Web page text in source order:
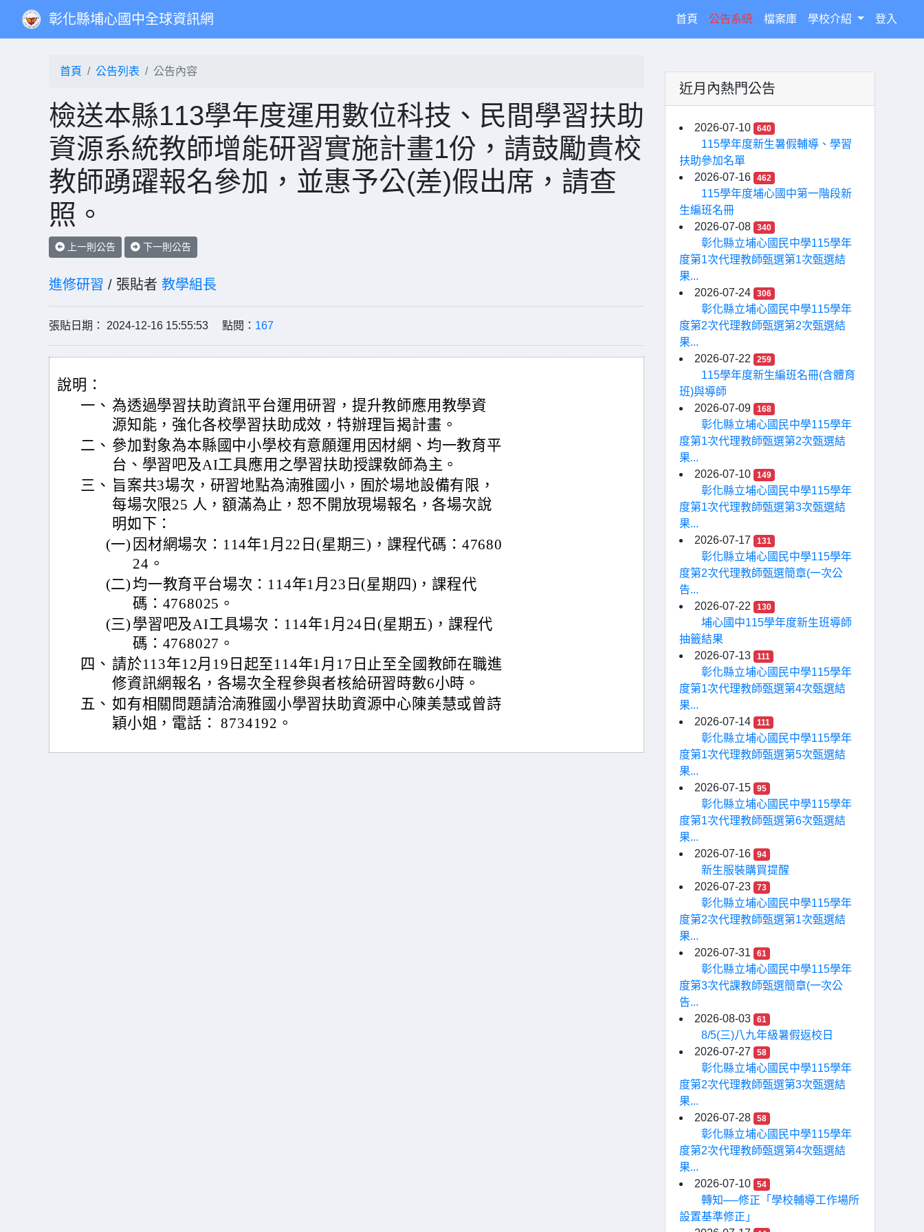
彰化縣埔心國中全球資訊網 首頁 (current)
公告系統 檔案庫 學校介紹 登入
首頁 公告列表 公告內容
檢送本縣113學年度運用數位科技、民間學習扶助
資源系統教師增能研習實施計畫1份，請鼓勵貴校
教師踴躍報名參加，並惠予公(差)假出席，請查
照。
上一則公告 下一則公告
進修研習 / 張貼者 教學組長
張貼日期： 2024-12-16 15:55:53 點閱： 167
說明：
一、 為透過學習扶助資訊平台運用研習，提升教師應用教學資
源知能，強化各校學習扶助成效，特辦理旨揭計畫。
二、 參加對象為本縣國中小學校有意願運用因材網、均一教育平
台、學習吧及AI工具應用之學習扶助授課敎師為主。
三、 旨案共3場次，研習地點為湳雅國小，囿於場地設備有限，
每場次限25 人，額滿為止，恕不開放現場報名，各場次說
明如下：
(一) 因材網場次：114年1月22日(星期三)，課程代碼：47680
24。
(二)均一教育平台場次：114年1月23日(星期四)，課程代
碼：4768025。
(三) 學習吧及AI工具場次：114年1月24日(星期五)，課程代
碼：4768027。
四、 請於113年12月19日起至114年1月17日止至全國教師在職進
修資訊網報名，各場次全程參與者核給研習時數6小時。
五、 如有相關問題請洽湳雅國小學習扶助資源中心陳美慧或曾詩
穎小姐，電話： 8734192。
近月內熱門公告
2026-07-10 640
115學年度新生暑假輔導、學習
扶助參加名單
2026-07-16
462
115學年度埔心國中第一階段新
生編班名冊
2026-07-08
340
彰化縣立埔心國民中學115學年
度第1次代理教師甄選第1次甄選結
果...
2026-07-24
306
彰化縣立埔心國民中學115學年
度第2次代理教師甄選第2次甄選結
果...
2026-07-22
259
115學年度新生編班名冊(含體育
班)與導師
2026-07-09
168
彰化縣立埔心國民中學115學年
度第1次代理教師甄選第2次甄選結
果...
2026-07-10
149
彰化縣立埔心國民中學115學年
度第1次代理教師甄選第3次甄選結
果...
2026-07-17
131
彰化縣立埔心國民中學115學年
度第2次代理教師甄選簡章(一次公
告...
2026-07-22
130
埔心國中115學年度新生班導師
抽籤結果
2026-07-13
111
彰化縣立埔心國民中學115學年
度第1次代理教師甄選第4次甄選結
果...
2026-07-14
111
彰化縣立埔心國民中學115學年
度第1次代理教師甄選第5次甄選結
果...
2026-07-15
95
彰化縣立埔心國民中學115學年
度第1次代理教師甄選第6次甄選結
果...
2026-07-16
94
新生服裝購買提醒
2026-07-23
73
彰化縣立埔心國民中學115學年
度第2次代理教師甄選第1次甄選結
果...
2026-07-31
61
彰化縣立埔心國民中學115學年
度第3次代課教師甄選簡章(一次公
告...
2026-08-03
61
8/5(三)八九年級暑假返校日
2026-07-27
58
彰化縣立埔心國民中學115學年
度第2次代理教師甄選第3次甄選結
果...
2026-07-28
58
彰化縣立埔心國民中學115學年
度第2次代理教師甄選第4次甄選結
果...
2026-07-10
54
轉知──修正「學校輔導工作場所
設置基準修正」